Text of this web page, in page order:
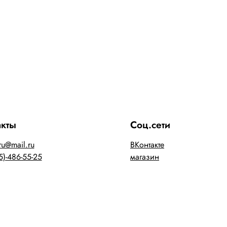
486-55-25
Соц.сети
ВКонтакте
магазин